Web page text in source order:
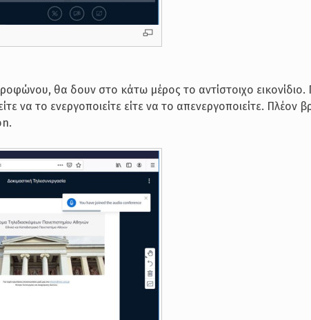
θα δουν στο κάτω μέρος το αντίστοιχο
να το ενεργοποιείτε είτε να το απενεργοποιείτε. Πλέον